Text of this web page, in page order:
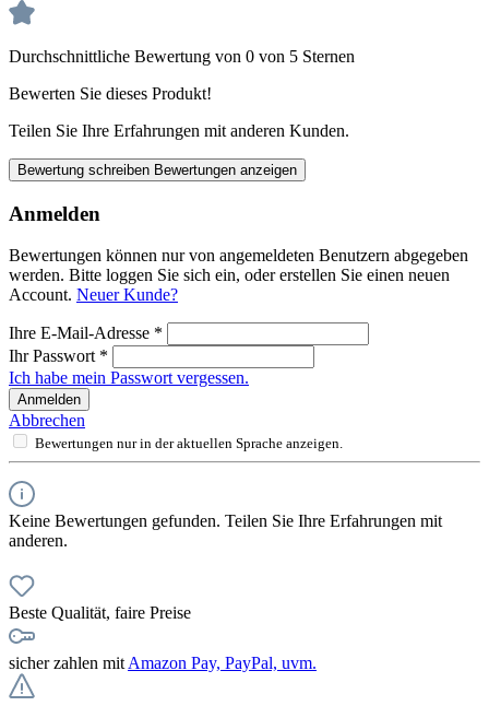
Durchschnittliche Bewertung von 0 von 5 Sternen
Bewerten Sie dieses Produkt!
Teilen Sie Ihre Erfahrungen mit anderen Kunden.
Bewertung schreiben Bewertungen anzeigen
Anmelden
Bewertungen können nur von angemeldeten Benutzern abgegeben
werden. Bitte loggen Sie sich ein, oder erstellen Sie einen neuen
Account. Neuer Kunde?
Ihre E-Mail-Adresse *
Ihr Passwort *
Ich habe mein Passwort vergessen.
Anmelden
Abbrechen
Bewertungen nur in der aktuellen Sprache anzeigen.
Keine Bewertungen gefunden. Teilen Sie Ihre Erfahrungen mit
anderen.
Beste Qualität, faire Preise
sicher zahlen mit Amazon Pay, PayPal, uvm.